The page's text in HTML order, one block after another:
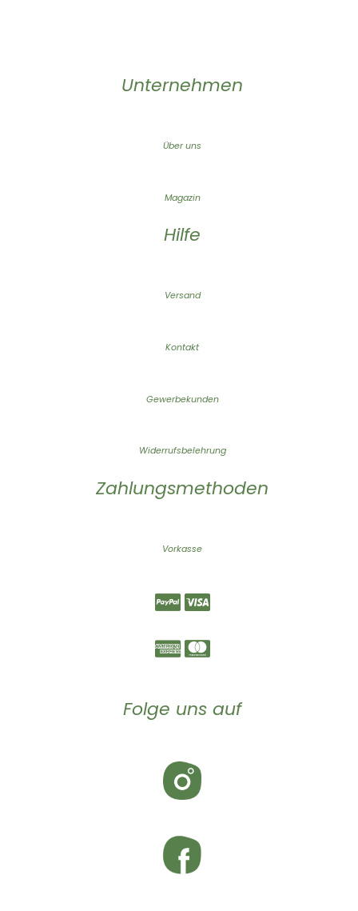
Unternehmen
Über uns
Magazin
Hilfe
Versand
Kontakt
Gewerbekunden
Widerrufsbelehrung
Zahlungsmethoden
Vorkasse
Folge uns auf